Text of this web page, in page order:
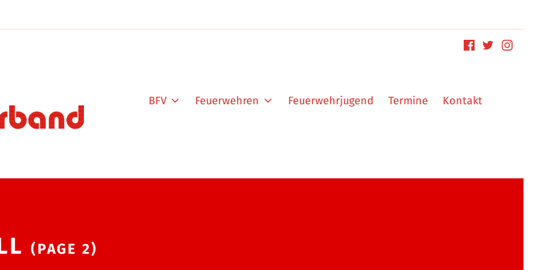
BFV Feuerwehren Feuerwehrjugend Termine Kontakt
(PAGE 2)